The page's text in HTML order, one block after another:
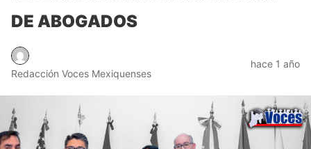
DE ABOGADOS
Redacción Voces Mexiquenses
hace 1 año